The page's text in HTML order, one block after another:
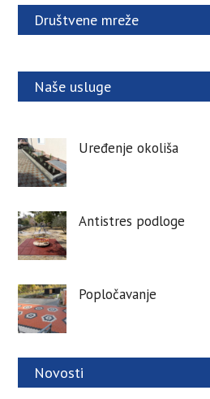
Društvene mreže
Naše usluge
Uređenje okoliša
Antistres podloge
Popločavanje
Novosti